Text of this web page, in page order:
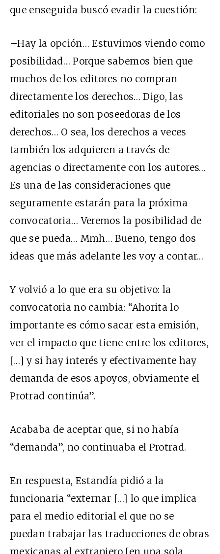
que enseguida buscó evadir la cuestión:
–Hay la opción… Estuvimos viendo como
posibilidad… Porque sabemos bien que
muchos de los editores no compran
directamente los derechos… Digo, las
editoriales no son poseedoras de los
derechos… O sea, los derechos a veces
también los adquieren a través de
agencias o directamente con los autores…
Es una de las consideraciones que
seguramente estarán para la próxima
convocatoria… Veremos la posibilidad de
que se pueda… Mmh… Bueno, tengo dos
ideas que más adelante les voy a contar…
Y volvió a lo que era su objetivo: la
convocatoria no cambia: “Ahorita lo
importante es cómo sacar esta emisión,
ver el impacto que tiene entre los editores,
[…] y si hay interés y efectivamente hay
demanda de esos apoyos, obviamente el
Protrad continúa”.
Acababa de aceptar que, si no había
“demanda”, no continuaba el Protrad.
En respuesta, Estandía pidió a la
funcionaria “externar […] lo que implica
para el medio editorial el que no se
puedan trabajar las traducciones de obras
mexicanas al extranjero [en una sola